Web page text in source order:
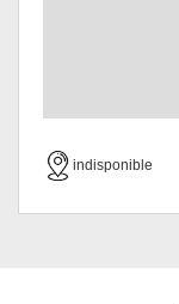
indisponible